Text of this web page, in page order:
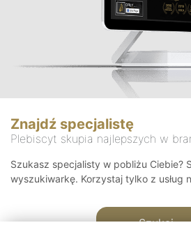
Znajdź specjalistę
Plebiscyt skupia najlepszych w
Szukasz specjalisty w pobliżu Ciebie?
wyszukiwarkę. Korzystaj tylko z usług